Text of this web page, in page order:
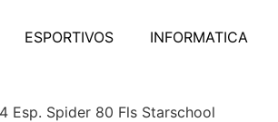
ESPORTIVOS INFORMATICA
Esp. Spider 80 Fls Starschool